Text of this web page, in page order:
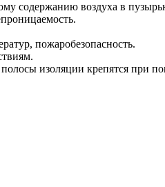
содержанию воздуха в
пожаробезопасность.
изоляции крепятся при